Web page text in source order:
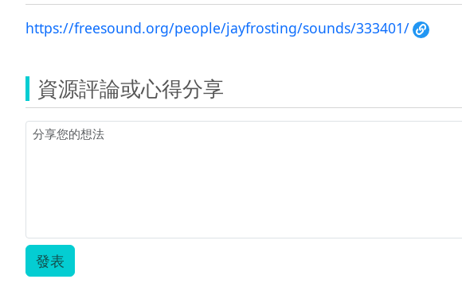
https://freesound.org/people/jayfrosting/sounds/333401/
資源評論或心得分享
發表